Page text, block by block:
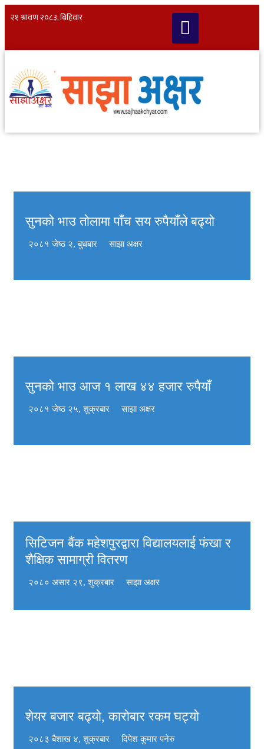
सुनको भाउ तोलामा पाँच सय रुपैयाँले बढ्यो
२०८१ जेष्ठ २, बुधबार साझा अक्षर
सुनको भाउ आज १ लाख ४४ हजार रुपैयाँ
२०८१ जेष्ठ २५, शुक्रबार साझा अक्षर
सिटिजन बैंक महेशपुरद्वारा विद्यालयलाई फंखा र
शैक्षिक सामाग्री वितरण
२०८० असार २९, शुक्रबार साझा अक्षर
शेयर बजार बढ्याे, काराेबार रकम घट्याे
२०८३ बैशाख ४, शुक्रबार दिपेश कुमार पनेरु